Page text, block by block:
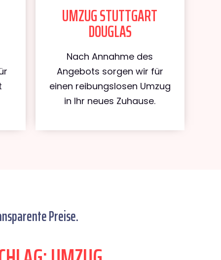
UMZUG STUTTGART
DOUGLAS
Nach Annahme des
Angebots sorgen wir für
einen reibungslosen Umzug
in Ihr neues Zuhause.
Preise.